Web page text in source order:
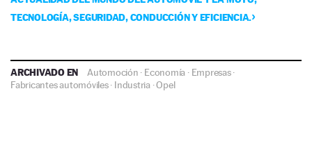
TECNOLOGÍA, SEGURIDAD, CONDUCCIÓN Y EFICIENCIA.
ARCHIVADO EN Automoción · Economía · Empresas·
Fabricantes automóviles· Industria·Opel